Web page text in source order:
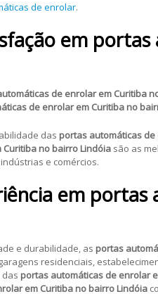
de enrolar.
em
de enrolar em Curitiba
de enrolar em Curitiba no
das portas automáticas
no bairro Lindóia são as
e comércios.
em
e durabilidade, as portas
residenciais,
portas automáticas de enrolar
em Curitiba no bairro Lindóia